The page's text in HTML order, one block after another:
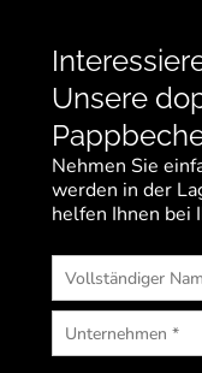
Unsere
Nehmen Sie
werden in der
helfen Ihnen bei